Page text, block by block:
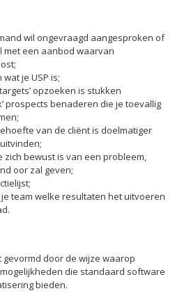
wil ongevraagd aangesproken of
met een aanbod waarvan
je USP is;
opzoeken is stukken
prospects benaderen die je toevallig
van de cliënt is doelmatiger
zich bewust is van een probleem,
oor zal geven;
team welke resultaten het uitvoeren
door de wijze waarop
die standaard software
bieden.